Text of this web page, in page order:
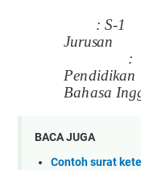
: S-1
Jurusan
:
Pendidikan
Bahasa
BACA JUGA
Contoh surat